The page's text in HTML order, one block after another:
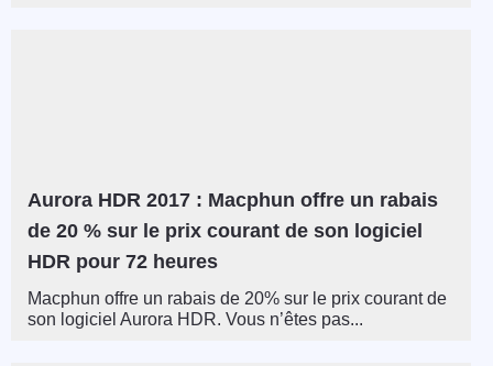
Aurora HDR 2017 : Macphun offre un rabais
de 20 % sur le prix courant de son logiciel
HDR pour 72 heures
Macphun offre un rabais de 20% sur le prix courant de
son logiciel Aurora HDR. Vous n’êtes pas...